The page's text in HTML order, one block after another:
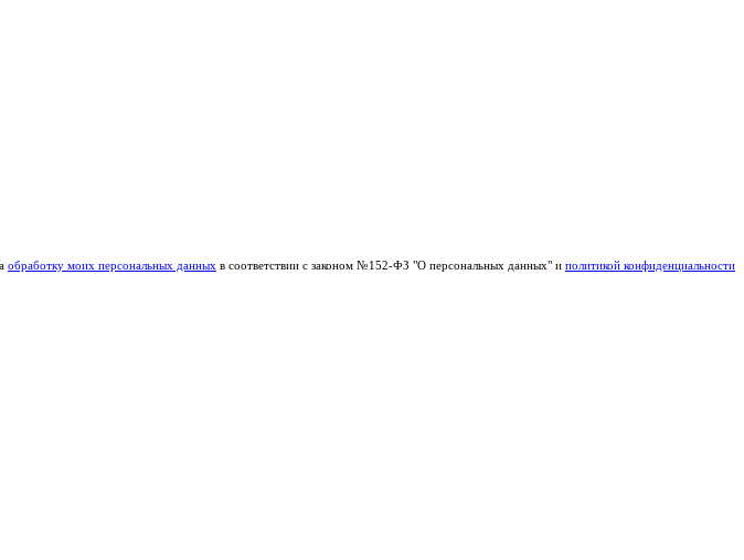
обработку моих персональных данных в соответствии с законом №152-ФЗ "О персональных данных" и политикой конфиденциальности